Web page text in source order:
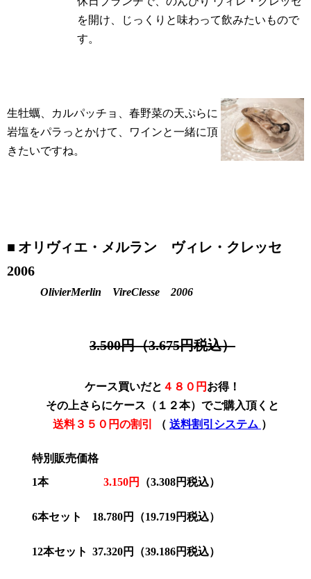
を開け、じっくりと味わって飲みたいもので
す。
生牡蠣、カルパッチョ、春野菜の天ぷらに
岩塩をパラっとかけて、ワインと一緒に頂
きたいですね。
■ オリヴィエ・メルラン ヴィレ・クレッセ
2006
OlivierMerlin VireClesse 2006
3.500円（3.675円税込）
ケース買いだと ４８０ 円 お得！
その上さらにケース（１２本）でご購入頂くと
送料３５０円の割引
（ 送料割引システム ）
特別販売価格
1本
3.150円 （3.308円税込）
6本セット 18.780円 （19.719円税込）
12本セット 37.320円（39.186円税込）